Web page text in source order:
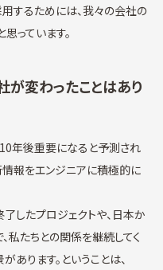
するためには、我々の会社の
っています。
が変わったことはあり
10年後重要になると予測され
報をエンジニアに積極的に
したプロジェクトや、日本か
私たちとの関係を継続してく
あります。ということは、